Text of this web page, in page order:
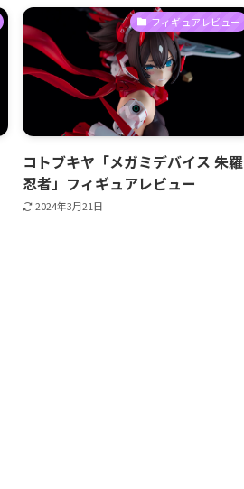
フィギュアレビュー
コトブキヤ「メガミデバイス 朱羅
忍者」フィギュアレビュー
2024年3月21日